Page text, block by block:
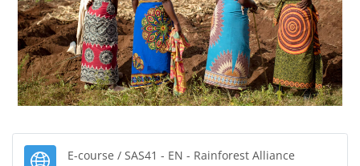
E-course / SAS41 - EN - Rainforest Alliance